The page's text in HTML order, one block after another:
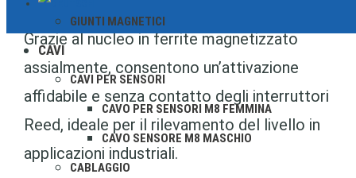
GIUNTI MAGNETICI
CAVI
CAVI PER SENSORI
CAVO PER SENSORI M8 FEMMINA
CAVO SENSORE M8 MASCHIO
CABLAGGIO
impegnative.
Grazie al nucleo in ferrite magnetizzato
assialmente, consentono un’attivazione
affidabile e senza contatto degli interruttori
Reed, ideale per il rilevamento del livello in
applicazioni industriali.